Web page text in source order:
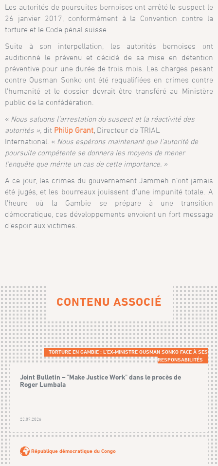
Les autorités de poursuites bernoises ont arrêté le suspect le
26 janvier 2017, conformément à la Convention contre la
torture et le Code pénal suisse.
Suite à son interpellation, les autorités bernoises ont
auditionné le prévenu et décidé de sa mise en détention
préventive pour une durée de trois mois. Les charges pesant
contre Ousman Sonko ont été requalifiées en crimes contre
l’humanité et le dossier devrait être transféré au Ministère
public de la confédération.
« Nous saluons l’arrestation du suspect et la réactivité des
autorités », dit Philip Grant, Directeur de TRIAL
International. « Nous espérons maintenant que l’autorité de
poursuite compétente se donnera les moyens de mener
l’enquête que mérite un cas de cette importance. »
A ce jour, les crimes du gouvernement Jammeh n’ont jamais
été jugés, et les bourreaux jouissent d’une impunité totale. A
l’heure où la Gambie se prépare à une transition
démocratique, ces développements envoient un fort message
d’espoir aux victimes.
CONTENU ASSOCIÉ
TORTURE EN GAMBIE : L’EX-MINISTRE OUSMAN SONKO FACE À SES
RESPONSABILITÉS
Joint Bulletin – "Make Justice Work" dans le procès de
Roger Lumbala
22.07.2026
République démocratique du Congo